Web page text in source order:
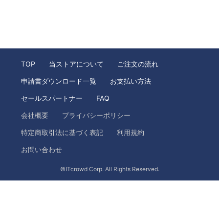
TOP 当ストアについて ご注文の流れ
申請書ダウンロード一覧 お支払い方法
セールスパートナー FAQ
会社概要 プライバシーポリシー
特定商取引法に基づく表記 利用規約
お問い合わせ
©ITcrowd Corp. All Rights Reserved.